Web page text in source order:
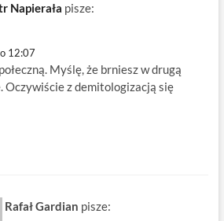
Napierała pisze:
12:07
Myślę, że brniesz w drugą
Oczywiście z demitologizacją się
Rafał Gardian pisze: